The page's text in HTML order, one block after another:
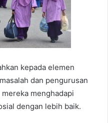
kepada elemen
dan pengurusan
menghadapi
dengan lebih baik.